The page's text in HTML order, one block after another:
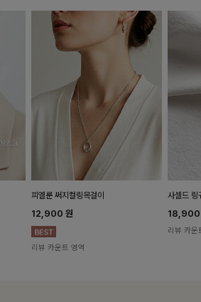
피엘룬 써지컬링목걸이
12,900 원
리뷰 카운트 영역
사셀드 링
리뷰 카운